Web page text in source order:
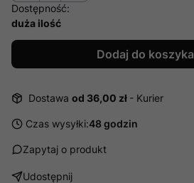
Dostępność:
duża ilość
Dodaj do koszyka
Dostawa od 36,00 zł - Kurier
Czas wysyłki:48 godzin
Zapytaj o produkt
Udostępnij